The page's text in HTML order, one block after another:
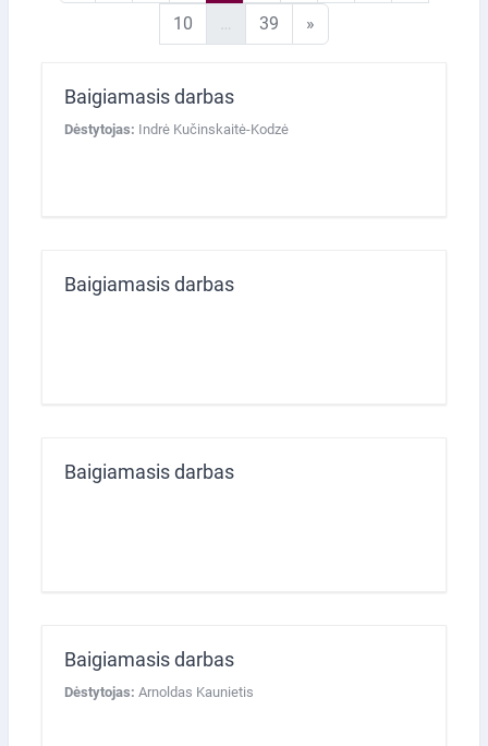
1010 puslapis
3939 puslapis
»Kitas puslapis
Baigiamasis darbas
Dėstytojas: Indrė Kučinskaitė-Kodzė
Baigiamasis darbas
Baigiamasis darbas
Baigiamasis darbas
Dėstytojas: Arnoldas Kaunietis